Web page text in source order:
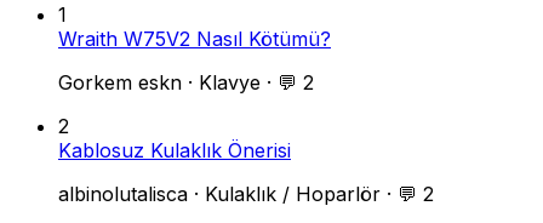
1
Wraith W75V2 Nasıl Kötümü?
Gorkem eskn · Klavye · 💬 2
2
Kablosuz Kulaklık Önerisi
albinolutalisca · Kulaklık / Hoparlör · 💬 2